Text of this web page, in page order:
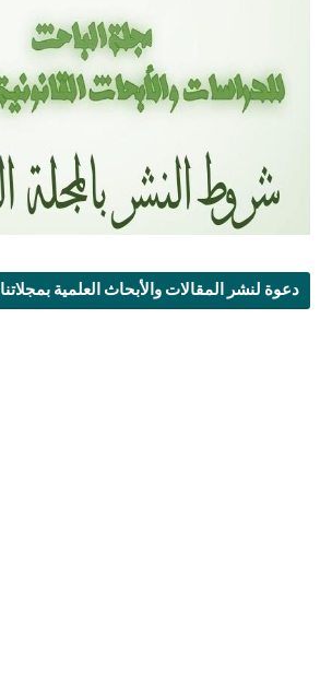
دعوة لنشر المقالات والأبحاث العلمية بمجلاتنا